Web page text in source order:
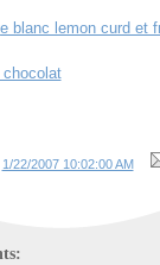
blanc lemon curd et
chocolat
1/22/2007 10:02:00 AM